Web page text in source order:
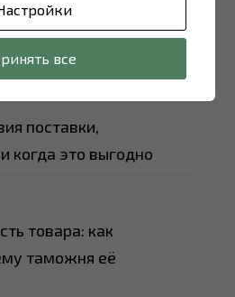
от идеи до полки за
поставки,
когда это выгодно
товара: как
таможня её
все